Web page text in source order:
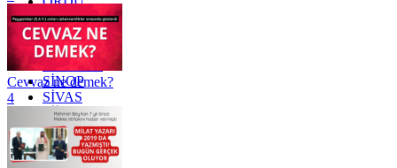
OSMANİYE
RİZE
SAKARYA
SAMSUN
SİNOP
SİVAS
SİİRT
TEKİRDAĞ
TOKAT
TRABZON
Cevvaz ne demek?
4